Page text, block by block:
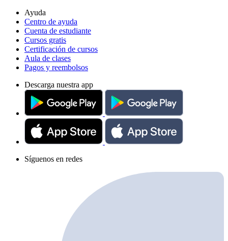
Ayuda
Centro de ayuda
Cuenta de estudiante
Cursos gratis
Certificación de cursos
Aula de clases
Pagos y reembolsos
Descarga nuestra app
Síguenos en redes